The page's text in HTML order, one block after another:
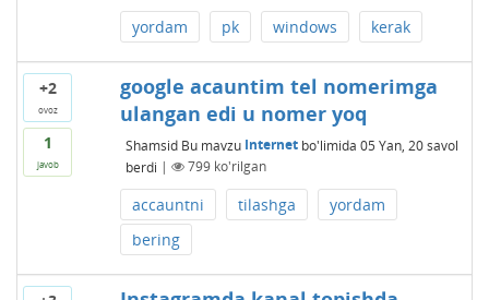
yordam pk windows kerak
+2
ovoz
1
javob
google acauntim tel nomerimga
ulangan edi u nomer yoq
Shamsid Bu mavzu Internetbo'limida 05 Yan, 20 savol
berdi | 799ko'rilgan
accauntni tilashga
yordam
bering